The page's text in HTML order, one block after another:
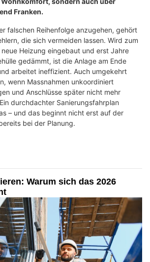
Franken.
falschen Reihenfolge anzugehen, gehört
die sich vermeiden lassen. Wird zum
Heizung eingebaut und erst Jahre
gedämmt, ist die Anlage am Ende
arbeitet ineffizient. Auch umgekehrt
wenn Massnahmen unkoordiniert
und Anschlüsse später nicht mehr
durchdachter Sanierungsfahrplan
– und das beginnt nicht erst auf der
bei der Planung.
Warum sich das 2026